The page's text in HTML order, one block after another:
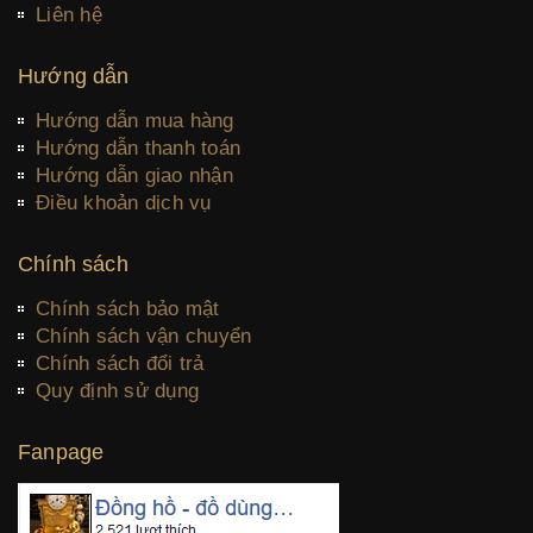
Liên hệ
Hướng dẫn
Hướng dẫn mua hàng
Hướng dẫn thanh toán
Hướng dẫn giao nhận
Điều khoản dịch vụ
Chính sách
Chính sách bảo mật
Chính sách vận chuyển
Chính sách đổi trả
Quy định sử dụng
Fanpage